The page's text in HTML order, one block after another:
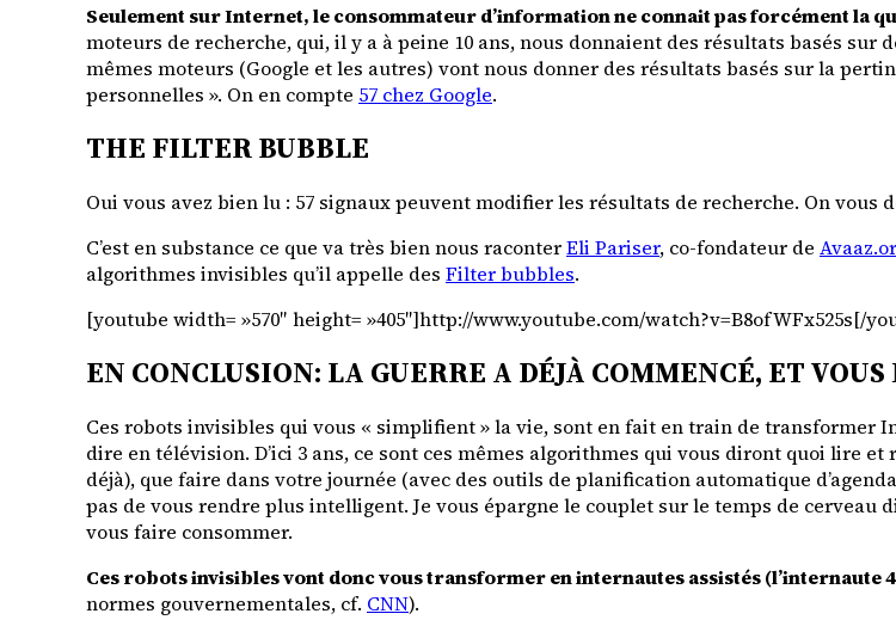
Seulement sur Internet, le consommateur d’information ne connait pas forcément la
moteurs de recherche, qui, il y a à peine 10 ans, nous donnaient des résultats basés sur
mêmes moteurs (Google et les autres) vont nous donner des résultats basés sur la
personnelles ». On en compte 57 chez Google.
THE FILTER BUBBLE
Oui vous avez bien lu : 57 signaux peuvent modifier les résultats de recherche. On vous
C’est en substance ce que va très bien nous raconterEli Pariser, co-fondateur de
algorithmes invisibles qu’il appelle des Filter bubbles.
[youtube width= »570″ height= »405″]http://www.youtube.com/watch?v=B8ofWFx525s[/
EN CONCLUSION: LA GUERRE A DÉJÀ COMMENCÉ, ET
Ces robots invisibles qui vous « simplifient » la vie, sont en fait en train de transformer
dire en télévision. D’ici 3 ans, ce sont ces mêmes algorithmes qui vous diront quoi lire
déjà), que faire dans votre journée (avec des outils de planification automatique
pas de vous rendre plus intelligent. Je vous épargne le couplet sur le temps de
vous faire consommer.
Ces robots invisibles vont donc vous transformer en internautes assistés (l’internaute
normes gouvernementales, cf. CNN).